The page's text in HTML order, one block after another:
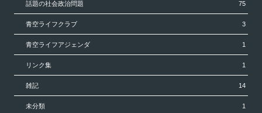
話題の社会政治問題 75
青空ライフクラブ 3
青空ライフアジェンダ 1
リンク集 1
雑記 14
未分類 1